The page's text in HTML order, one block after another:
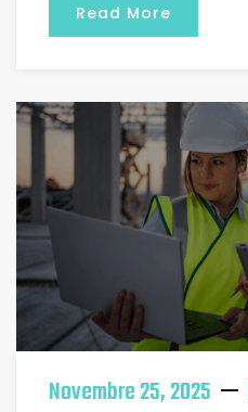
Read More
Novembre 25, 2025